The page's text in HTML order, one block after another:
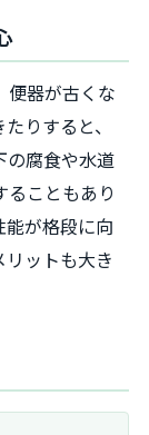
便器が古くな
りすると、
の腐食や水道
こともあり
能が格段に向
ットも大き